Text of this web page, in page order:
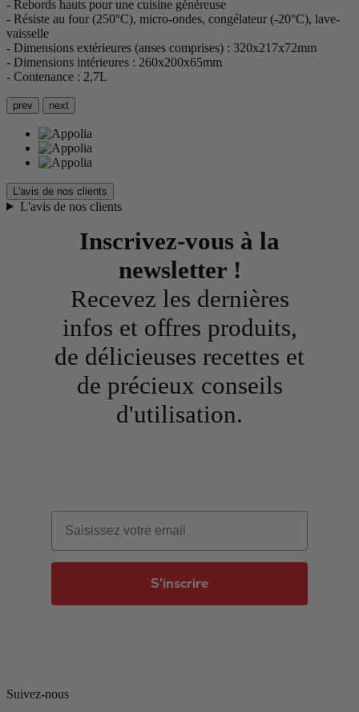
- Rebords hauts pour une cuisine généreuse
- Résiste au four (250°C), micro-ondes, congélateur (-20°C), lave-
vaisselle
- Dimensions extérieures (anses comprises) : 320x217x72mm
- Dimensions intérieures : 260x200x65mm
- Contenance : 2,7L
prev next
L'avis de nos clients
L'avis de nos clients
Inscrivez-vous à la
newsletter !
Recevez les dernières
infos et offres produits,
de délicieuses recettes et
de précieux conseils
d'utilisation.
Email
S'inscrire
Suivez-nous